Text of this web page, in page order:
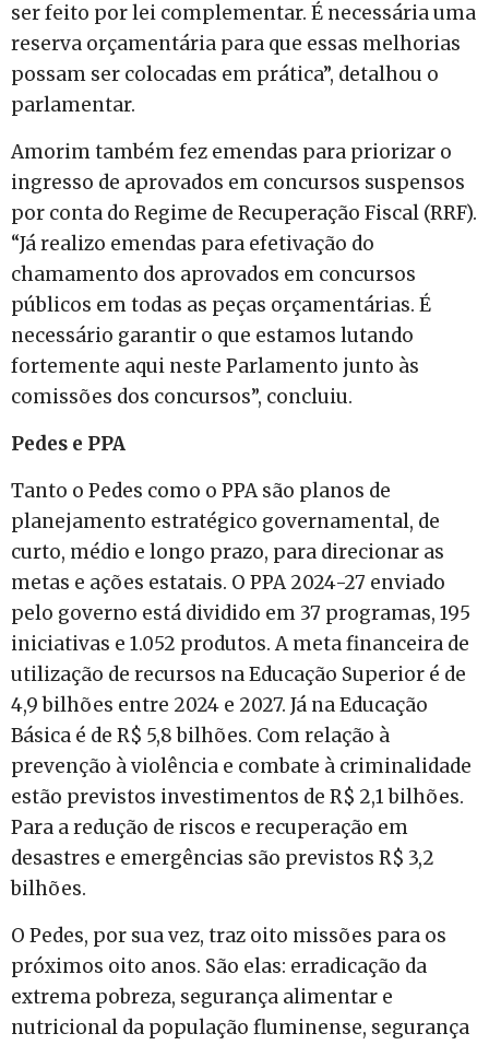
ser feito por lei complementar. É necessária uma
reserva orçamentária para que essas melhorias
possam ser colocadas em prática”, detalhou o
parlamentar.
Amorim também fez emendas para priorizar o
ingresso de aprovados em concursos suspensos
por conta do Regime de Recuperação Fiscal (RRF).
“Já realizo emendas para efetivação do
chamamento dos aprovados em concursos
públicos em todas as peças orçamentárias. É
necessário garantir o que estamos lutando
fortemente aqui neste Parlamento junto às
comissões dos concursos”, concluiu.
Pedes e PPA
Tanto o Pedes como o PPA são planos de
planejamento estratégico governamental, de
curto, médio e longo prazo, para direcionar as
metas e ações estatais. O PPA 2024-27 enviado
pelo governo está dividido em 37 programas, 195
iniciativas e 1.052 produtos. A meta financeira de
utilização de recursos na Educação Superior é de
4,9 bilhões entre 2024 e 2027. Já na Educação
Básica é de R$ 5,8 bilhões. Com relação à
prevenção à violência e combate à criminalidade
estão previstos investimentos de R$ 2,1 bilhões.
Para a redução de riscos e recuperação em
desastres e emergências são previstos R$ 3,2
bilhões.
O Pedes, por sua vez, traz oito missões para os
próximos oito anos. São elas: erradicação da
extrema pobreza, segurança alimentar e
nutricional da população fluminense, segurança